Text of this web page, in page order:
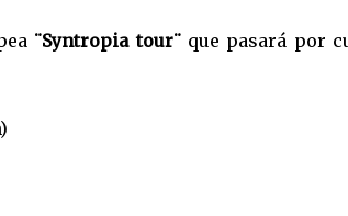
¨Syntropia tour¨que pasará por